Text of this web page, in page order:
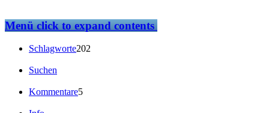
Menüclick to expand contents
Schlagworte202
Suchen
Kommentare5